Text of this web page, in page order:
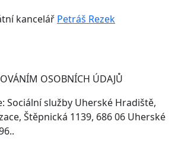
kancelář Petráš Rezek
OSOBNÍCH ÚDAJŮ
Sociální služby Uherské Hradiště,
Štěpnická 1139, 686 06 Uherské